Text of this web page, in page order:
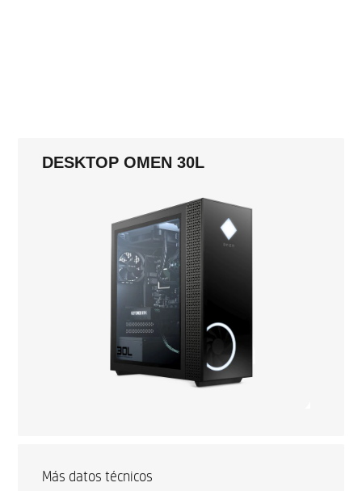
DESKTOP OMEN 30L
Más datos técnicos